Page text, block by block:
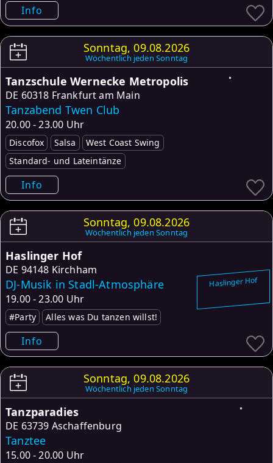
Info
Sonntag, 09.08.2026
Wöchentlich jeden Sonntag
Tanzschule Wernecke Metropolis
DE 60318 Frankfurt am Main
Tanzabend Twen Club
20.00 - 23.00 Uhr
Discofox Salsa
West Coast Swing
Standard- und Lateintänze
Info
Sonntag, 09.08.2026
Wöchentlich jeden Sonntag
Haslinger Hof
Haslinger Hof
DE 94148 Kirchham
DJ-Musik in Stadl-Atmosphäre
19.00 - 23.00 Uhr
#Party Alles was Du tanzen willst!
Info
Sonntag, 09.08.2026
Wöchentlich jeden Sonntag
Tanzparadies
DE 63739 Aschaffenburg
Tanztee
15.00 - 20.00 Uhr